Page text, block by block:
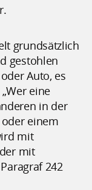
grundsätzlich
gestohlen
Auto, es
eine
in der
einem
mit
mit
242